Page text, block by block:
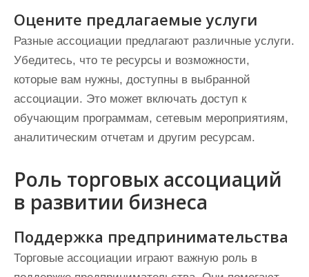
Оцените предлагаемые услуги
Разные ассоциации предлагают различные услуги.
Убедитесь, что те ресурсы и возможности,
которые вам нужны, доступны в выбранной
ассоциации. Это может включать доступ к
обучающим программам, сетевым мероприятиям,
аналитическим отчетам и другим ресурсам.
Роль торговых ассоциаций
в развитии бизнеса
Поддержка предпринимательства
Торговые ассоциации играют важную роль в